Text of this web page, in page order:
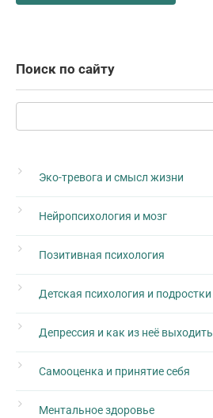
Поиск по сайту
Эко-тревога и смысл жизни
Нейропсихология и мозг
Позитивная психология
Детская психология и подростки
Депрессия и как из неё выходить
Самооценка и принятие себя
Ментальное здоровье